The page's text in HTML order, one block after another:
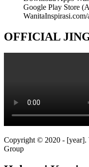
Google Play Store
WanitaInspirasi.com/
OFFICIAL
Copyright © 2020 - [year].
Group